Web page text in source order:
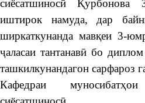
сиёсатшиносӣ Қурбонова
иштирок намуда, дар
ширкаткунанда мавқеи 3-
ҷаласаи тантанавӣ бо
ташкилкунандагон сарфароз
Кафедраи